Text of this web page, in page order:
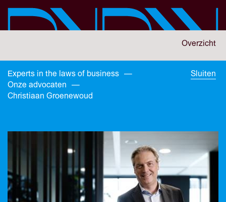
Overzicht
You
are
here:
Experts in the laws of business —
Onze advocaten
—
Christiaan Groenewoud
Sluiten